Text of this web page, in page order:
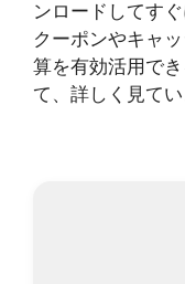
ンロードしてす
クーポンやキャ
算を有効活用で
て、詳しく見てい